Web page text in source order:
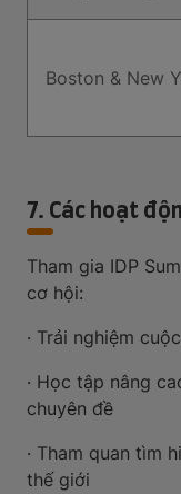
Boston & New
7. Các hoạt
Tham gia IDP
cơ hội:
· Trải nghiệm
· Học tập nâng
chuyên đề
· Tham quan tìm
thế giới